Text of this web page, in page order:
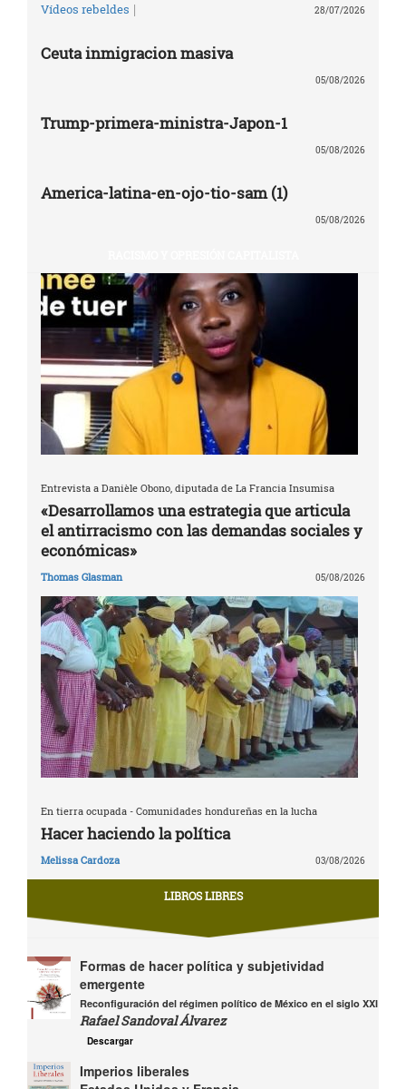
Vídeos rebeldes | 28/07/2026
Ceuta inmigracion masiva
05/08/2026
Trump-primera-ministra-Japon-1
05/08/2026
America-latina-en-ojo-tio-sam (1)
05/08/2026
Entrevista a Danièle Obono, diputada de La Francia Insumisa
«Desarrollamos una estrategia que articula
el antirracismo con las demandas sociales y
económicas»
Thomas Glasman 05/08/2026
En tierra ocupada - Comunidades hondureñas en la lucha
Hacer haciendo la política
Melissa Cardoza 03/08/2026
LIBROS LIBRES
Formas de hacer política y subjetividad
emergente
Reconfiguración del régimen político de México en el siglo XXI
Rafael Sandoval Álvarez
Descargar
Imperios liberales